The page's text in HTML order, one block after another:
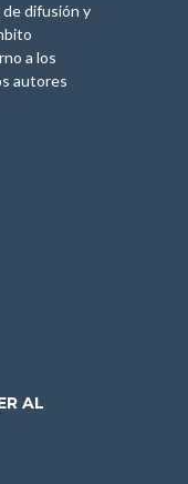
difusión y
a los
autores
AL